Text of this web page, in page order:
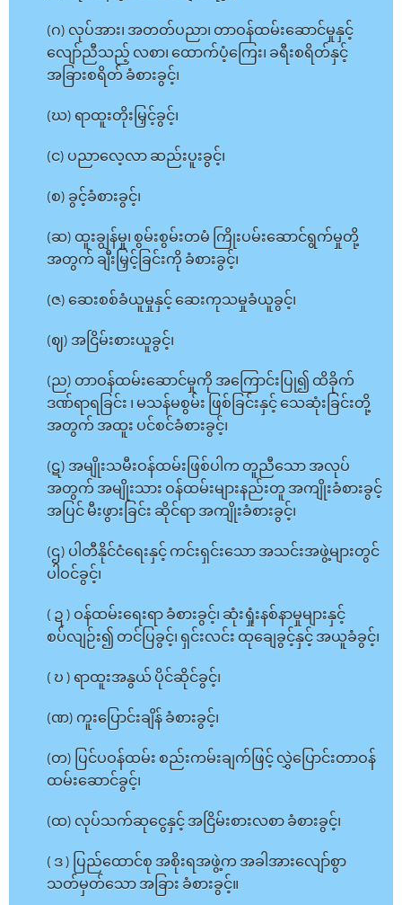
(ဂ) လုပ်အား၊ အတတ်ပညာ၊ တာဝန်ထမ်းဆောင်မှုနှင့်
လျော်ညီသည့် လစာ၊ ထောက်ပံ့ကြေး၊ ခရီးစရိတ်နှင့်
အခြားစရိတ် ခံစားခွင့်၊
(ဃ) ရာထူးတိုးမြှင့်ခွင့်၊
(င) ပညာလေ့လာ ဆည်းပူးခွင့်၊
(စ) ခွင့်ခံစားခွင့်၊
(ဆ) ထူးချွန်မှု၊ စွမ်းစွမ်းတမံ ကြိုးပမ်းဆောင်ရွက်မှုတို့
အတွက် ချီးမြှင့်ခြင်းကို ခံစားခွင့်၊
(ဇ) ဆေးစစ်ခံယူမှုနှင့် ဆေးကုသမှုခံယူခွင့်၊
(ဈ) အငြိမ်းစားယူခွင့်၊
(ည) တာဝန်ထမ်းဆောင်မှုကို အကြောင်းပြု၍ ထိခိုက်
ဒဏ်ရာရခြင်း ၊ မသန်မစွမ်း ဖြစ်ခြင်းနှင့် သေဆုံးခြင်းတို့
အတွက် အထူး ပင်စင်ခံစားခွင့်၊
(ဋ) အမျိုးသမီးဝန်ထမ်းဖြစ်ပါက တူညီသော အလုပ်
အတွက် အမျိုးသား ဝန်ထမ်းများနည်းတူ အကျိုးခံစားခွင့်
အပြင် မီးဖွားခြင်း ဆိုင်ရာ အကျိုးခံစားခွင့်၊
(ဌ) ပါတီနိုင်ငံရေးနှင့် ကင်းရှင်းသော အသင်းအဖွဲ့များတွင်
ပါဝင်ခွင့်၊
( ဍ ) ဝန်ထမ်းရေးရာ ခံစားခွင့်၊ ဆုံးရှုံးနစ်နာမှုများနှင့်
စပ်လျဉ်း၍ တင်ပြခွင့်၊ ရှင်းလင်း ထုချေခွင့်နှင့် အယူခံခွင့်၊
( ဎ ) ရာထူးအနွယ် ပိုင်ဆိုင်ခွင့်၊
(ဏ) ကူးပြောင်းချိန် ခံစားခွင့်၊
(တ) ပြင်ပဝန်ထမ်း စည်းကမ်းချက်ဖြင့် လွှဲပြောင်းတာဝန်
ထမ်းဆောင်ခွင့်၊
(ထ) လုပ်သက်ဆုငွေနှင့် အငြိမ်းစားလစာ ခံစားခွင့်၊
( ဒ ) ပြည်ထောင်စု အစိုးရအဖွဲ့က အခါအားလျော်စွာ
သတ်မှတ်သော အခြား ခံစားခွင့်။